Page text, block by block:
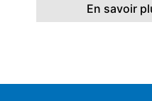
En savoir